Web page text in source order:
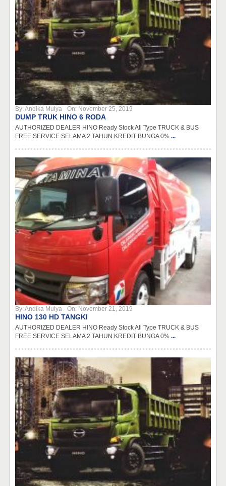
By:Andika Mulya On: November 25, 2019
DUMP TRUK HINO 6 RODA
AUTHORIZED DEALER HINO Ready Stock All Type TRUCK & BUS
FREE SERVICE SELAMA 2 TAHUN KREDIT BUNGA 0% ...
By:Andika Mulya On: November 21, 2019
HINO 130 HD TANGKI
AUTHORIZED DEALER HINO Ready Stock All Type TRUCK & BUS
FREE SERVICE SELAMA 2 TAHUN KREDIT BUNGA 0% ...